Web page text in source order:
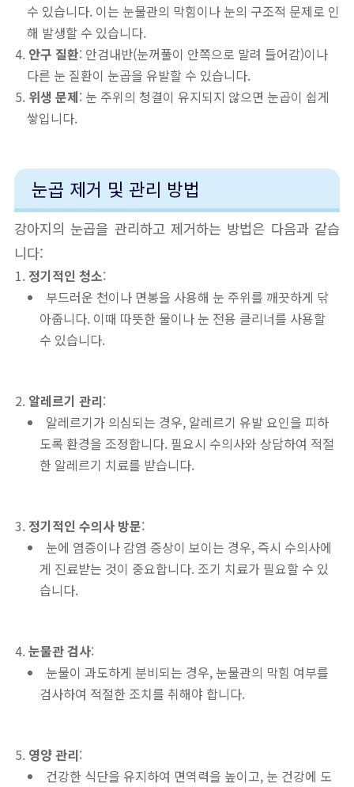
수 있습니다. 이는 눈물관의 막힘이나 눈의 구조적 문제로 인
해 발생할 수 있습니다.
안구 질환: 안검내반(눈꺼풀이 안쪽으로 말려 들어감)이나
다른 눈 질환이 눈곱을 유발할 수 있습니다.
위생 문제: 눈 주위의 청결이 유지되지 않으면 눈곱이 쉽게
쌓입니다.
눈곱 제거 및 관리 방법
강아지의 눈곱을 관리하고 제거하는 방법은 다음과 같습
니다:
정기적인 청소:
부드러운 천이나 면봉을 사용해 눈 주위를 깨끗하게 닦
아줍니다. 이때 따뜻한 물이나 눈 전용 클리너를 사용할
수 있습니다.
알레르기 관리:
알레르기가 의심되는 경우, 알레르기 유발 요인을 피하
도록 환경을 조정합니다. 필요시 수의사와 상담하여 적절
한 알레르기 치료를 받습니다.
정기적인 수의사 방문:
눈에 염증이나 감염 증상이 보이는 경우, 즉시 수의사에
게 진료받는 것이 중요합니다. 조기 치료가 필요할 수 있
습니다.
눈물관 검사:
눈물이 과도하게 분비되는 경우, 눈물관의 막힘 여부를
검사하여 적절한 조치를 취해야 합니다.
영양 관리:
건강한 식단을 유지하여 면역력을 높이고, 눈 건강에 도